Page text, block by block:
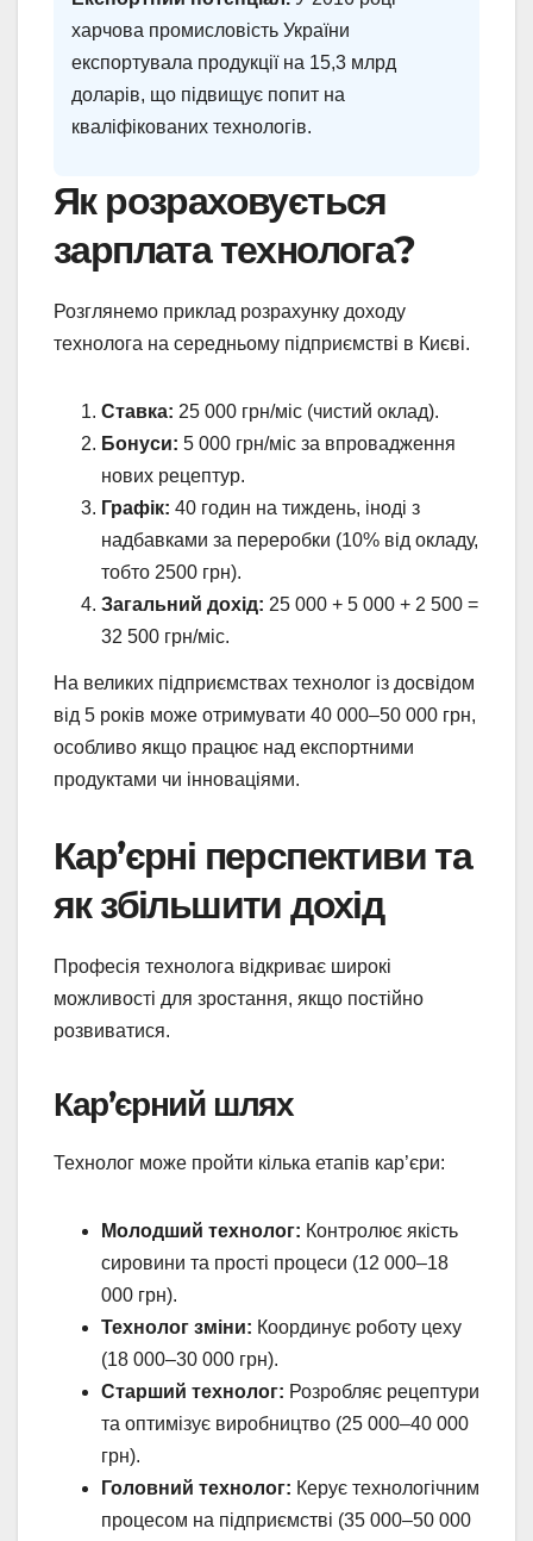
харчова промисловість України
експортувала продукції на 15,3 млрд
доларів, що підвищує попит на
кваліфікованих технологів.
Як розраховується
зарплата технолога?
Розглянемо приклад розрахунку доходу
технолога на середньому підприємстві в Києві.
Ставка: 25 000 грн/міс (чистий оклад).
Бонуси: 5 000 грн/міс за впровадження
нових рецептур.
Графік: 40 годин на тиждень, іноді з
надбавками за переробки (10% від окладу,
тобто 2500 грн).
Загальний дохід: 25 000 + 5 000 + 2 500 =
32 500 грн/міс.
На великих підприємствах технолог із досвідом
від 5 років може отримувати 40 000–50 000 грн,
особливо якщо працює над експортними
продуктами чи інноваціями.
Кар’єрні перспективи та
як збільшити дохід
Професія технолога відкриває широкі
можливості для зростання, якщо постійно
розвиватися.
Кар’єрний шлях
Технолог може пройти кілька етапів кар’єри:
Молодший технолог: Контролює якість
сировини та прості процеси (12 000–18
000 грн).
Технолог зміни: Координує роботу цеху
(18 000–30 000 грн).
Старший технолог: Розробляє рецептури
та оптимізує виробництво (25 000–40 000
грн).
Головний технолог: Керує технологічним
процесом на підприємстві (35 000–50 000